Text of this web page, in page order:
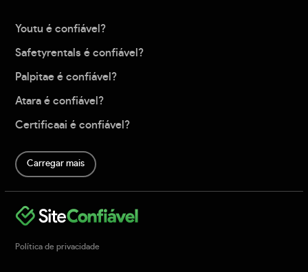
Youtu é confiável?
Safetyrentals é confiável?
Palpitae é confiável?
Atara é confiável?
Certificaai é confiável?
Carregar mais
Política de privacidade